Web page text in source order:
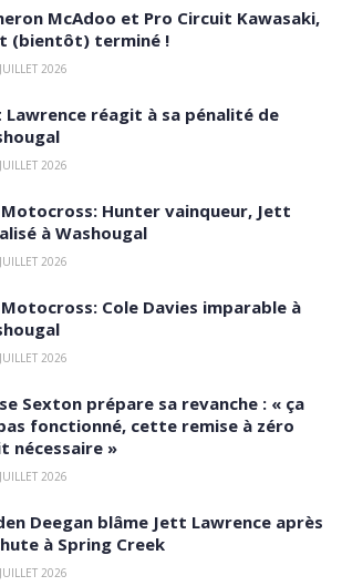
McAdoo et Pro Circuit Kawasaki,
(bientôt) terminé !
2026
Lawrence réagit à sa pénalité de
2026
Hunter vainqueur, Jett
à Washougal
2026
Cole Davies imparable à
2026
Sexton prépare sa revanche : « ça
pas fonctionné, cette remise à zéro
nécessaire »
2026
Deegan blâme Jett Lawrence après
à Spring Creek
2026